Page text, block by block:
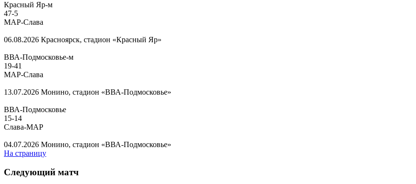
Красный Яр-м
47-5
МАР-Слава
06.08.2026 Красноярск, стадион «Красный Яр»
ВВА-Подмосковье-м
19-41
МАР-Слава
13.07.2026 Монино, стадион «ВВА-Подмосковье»
ВВА-Подмосковье
15-14
Слава-МАР
04.07.2026 Монино, стадион «ВВА-Подмосковье»
На страницу
Следующий матч